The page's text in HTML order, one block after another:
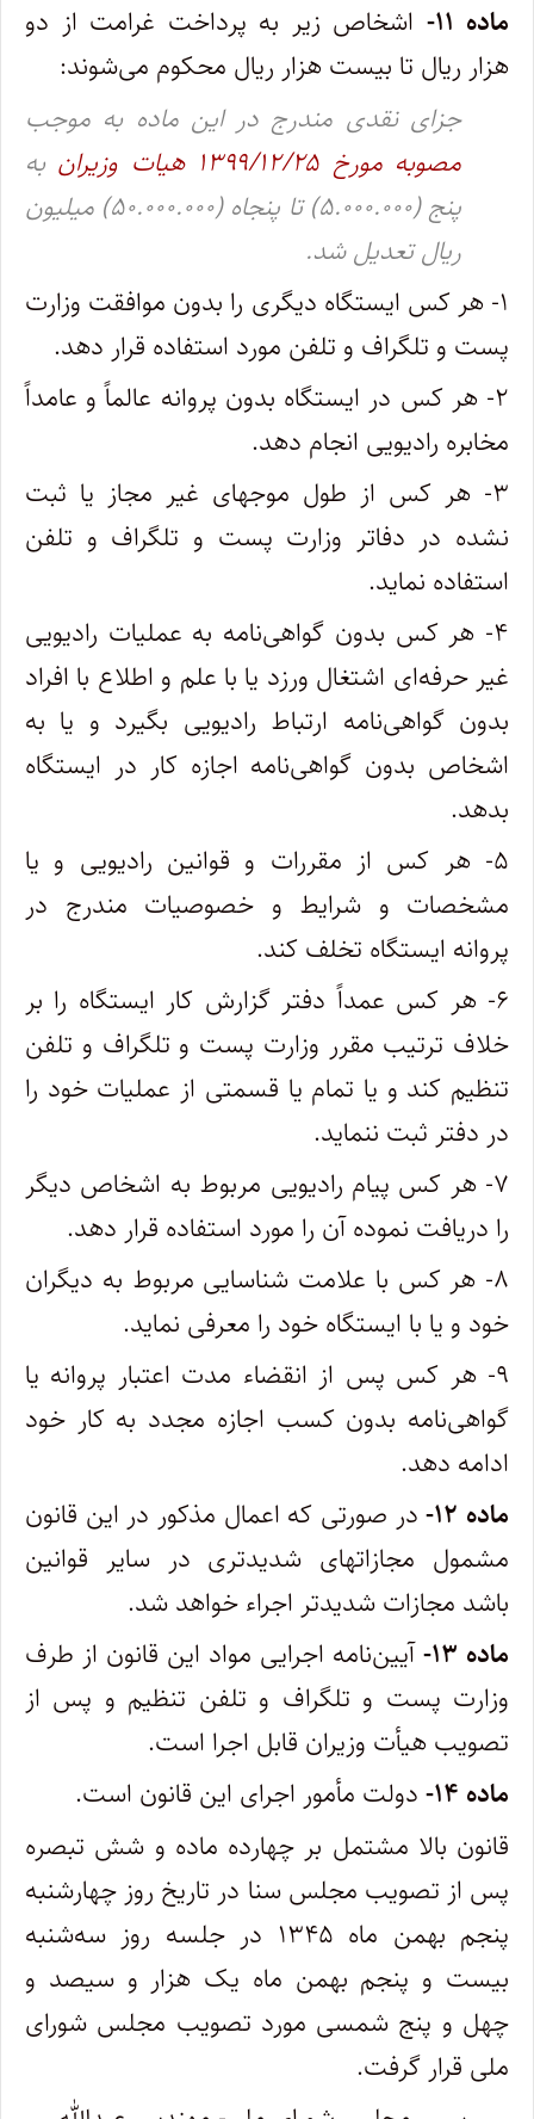
‌ماده ۱۱-
اشخاص زیر به پرداخت غرامت از دو
هزار ریال تا بیست هزار ریال محکوم می‌شوند:
جزای نقدی مندرج در این ماده به موجب
مصوبه مورخ ۱۳۹۹/۱۲/۲۵ هیات وزیران
به
پنج (۵.۰۰۰.۰۰۰) تا پنجاه (۵۰.۰۰۰.۰۰۰) میلیون
ریال تعدیل شد.
۱- هر کس ایستگاه دیگری را بدون موافقت وزارت
پست و تلگراف و تلفن مورد استفاده قرار دهد.
۲- هر کس در ایستگاه بدون پروانه عالماً و عامداً
مخابره رادیویی انجام دهد.
۳- هر کس از طول موجهای غیر مجاز یا ثبت
نشده در دفاتر وزارت پست و تلگراف و تلفن
استفاده نماید.
۴- هر کس بدون گواهی‌نامه به عملیات رادیویی
غیر حرفه‌ای اشتغال ورزد یا با علم و اطلاع با افراد
بدون گواهی‌نامه ارتباط رادیویی بگیرد و یا به‌
اشخاص بدون گواهی‌نامه اجازه کار در ایستگاه
بدهد.
۵- هر کس از مقررات و قوانین رادیویی و یا
مشخصات و شرایط و خصوصیات مندرج در
پروانه ایستگاه تخلف کند.
۶- هر کس عمداً دفتر گزارش کار ایستگاه را بر
خلاف ترتیب مقرر وزارت پست و تلگراف و تلفن
تنظیم کند و یا تمام یا قسمتی از عملیات خود را‌
در دفتر ثبت ننماید.
۷- هر کس پیام رادیویی مربوط به اشخاص دیگر
را دریافت نموده آن را مورد استفاده قرار دهد.
۸- هر کس با علامت شناسایی مربوط به دیگران
خود و یا با ایستگاه خود را معرفی نماید.
۹- هر کس پس از انقضاء مدت اعتبار پروانه یا
گواهی‌نامه بدون کسب اجازه مجدد به کار خود
ادامه دهد.
‌ماده ۱۲-
در صورتی که اعمال مذکور در این قانون
مشمول مجازاتهای شدیدتری در سایر قوانین
باشد مجازات شدیدتر اجراء خواهد شد.
‌ماده ۱۳-
آیین‌نامه اجرایی مواد این قانون از طرف
وزارت پست و تلگراف و تلفن تنظیم و پس از
تصویب هیأت وزیران قابل اجرا است.
‌ماده ۱۴-
دولت مأمور اجرای این قانون است.
‌قانون بالا مشتمل بر چهارده ماده و شش تبصره
پس از تصویب مجلس سنا در تاریخ روز چهارشنبه
پنجم بهمن ماه ۱۳۴۵ در جلسه روز سه‌شنبه
بیست‌ و پنجم بهمن ماه یک هزار و سیصد و
چهل و پنج شمسی مورد تصویب مجلس شورای
ملی قرار گرفت.